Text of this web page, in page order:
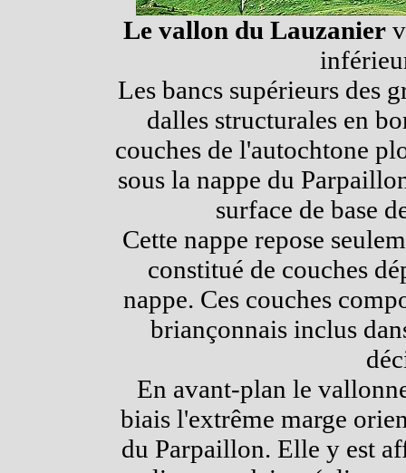
Le vallon du Lauzanier
Les bancs supérieurs des
dalles structurales en
couches de l'autochtone
sous la nappe du
surface de base
Cette nappe repose
constitué de couches
nappe. Ces couches
briançonnais inclus
En avant-plan le
biais l'extrême marge
du Parpaillon. Elle y est